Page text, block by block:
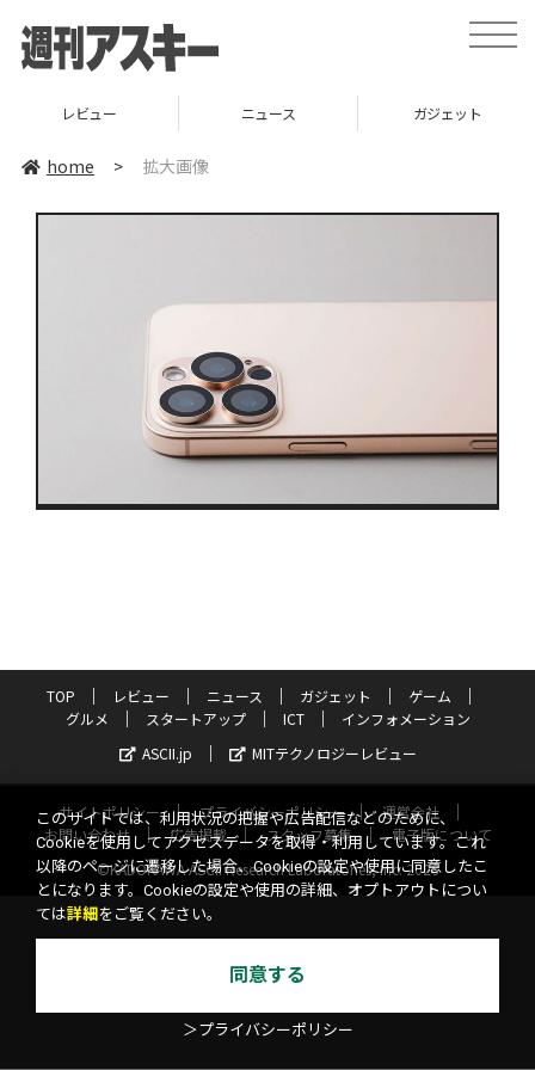
toggle
レビュー ニュース ガジェット
home > 拡大画像
TOP レビュー ニュース ガジェット
ゲーム
グルメ
スタートアップ ICT
インフォメーション
ASCII.jp
MITテクノロジーレビュー
サイトポリシー プライバシーポリシー
運営会社
お問い合わせ
広告掲載 スタッフ募集
電子版について
©KADOKAWA ASCII Research Laboratories, Inc. 2026
このサイトでは、利用状況の把握や広告配信などのために、
Cookieを使用してアクセスデータを取得・利用しています。これ
以降のページに遷移した場合、Cookieの設定や使用に同意したこ
とになります。Cookieの設定や使用の詳細、オプトアウトについ
ては詳細 をご覧ください。
同意する
＞プライバシーポリシー